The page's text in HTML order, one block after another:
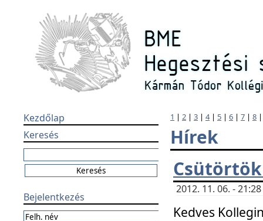
Kezdőlap
Keresés
Bejelentkezés
1 | 2 | 3 | 4| 5 | 6 | 7 | 8
Hírek
2012. 11. 06. -
Kedves